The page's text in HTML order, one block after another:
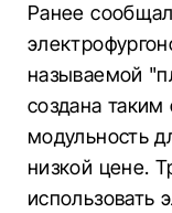
Ранее
называемой
создана
модульность
низкой цене.
использовать